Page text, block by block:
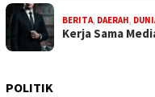
BERITA, DAERAH,
Kerja Sama
POLITIK